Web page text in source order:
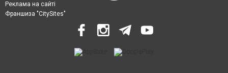
Реклама на сайті
Франшиза "CitySites"